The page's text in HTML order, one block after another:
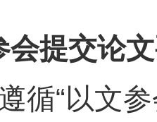
提交论文
“以文参